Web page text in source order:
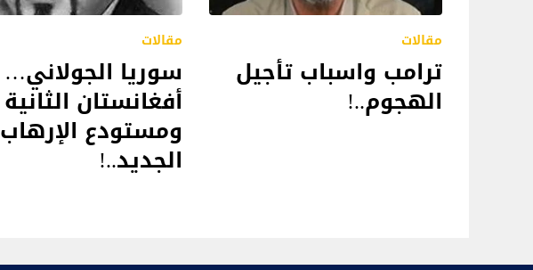
مقالات
ترامب واسباب تأجيل
الهجوم..!
مقالات
سوريا الجولاني…
أفغانستان الثانية
ومستودع الإرهاب
الجديد..!